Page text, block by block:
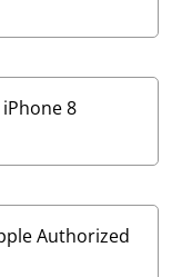
8
Authorized